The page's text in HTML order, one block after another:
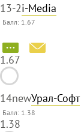
13-2i-Media
Балл: 1.67
1.67
14newУрал-Софт
Балл: 1.38
1.38